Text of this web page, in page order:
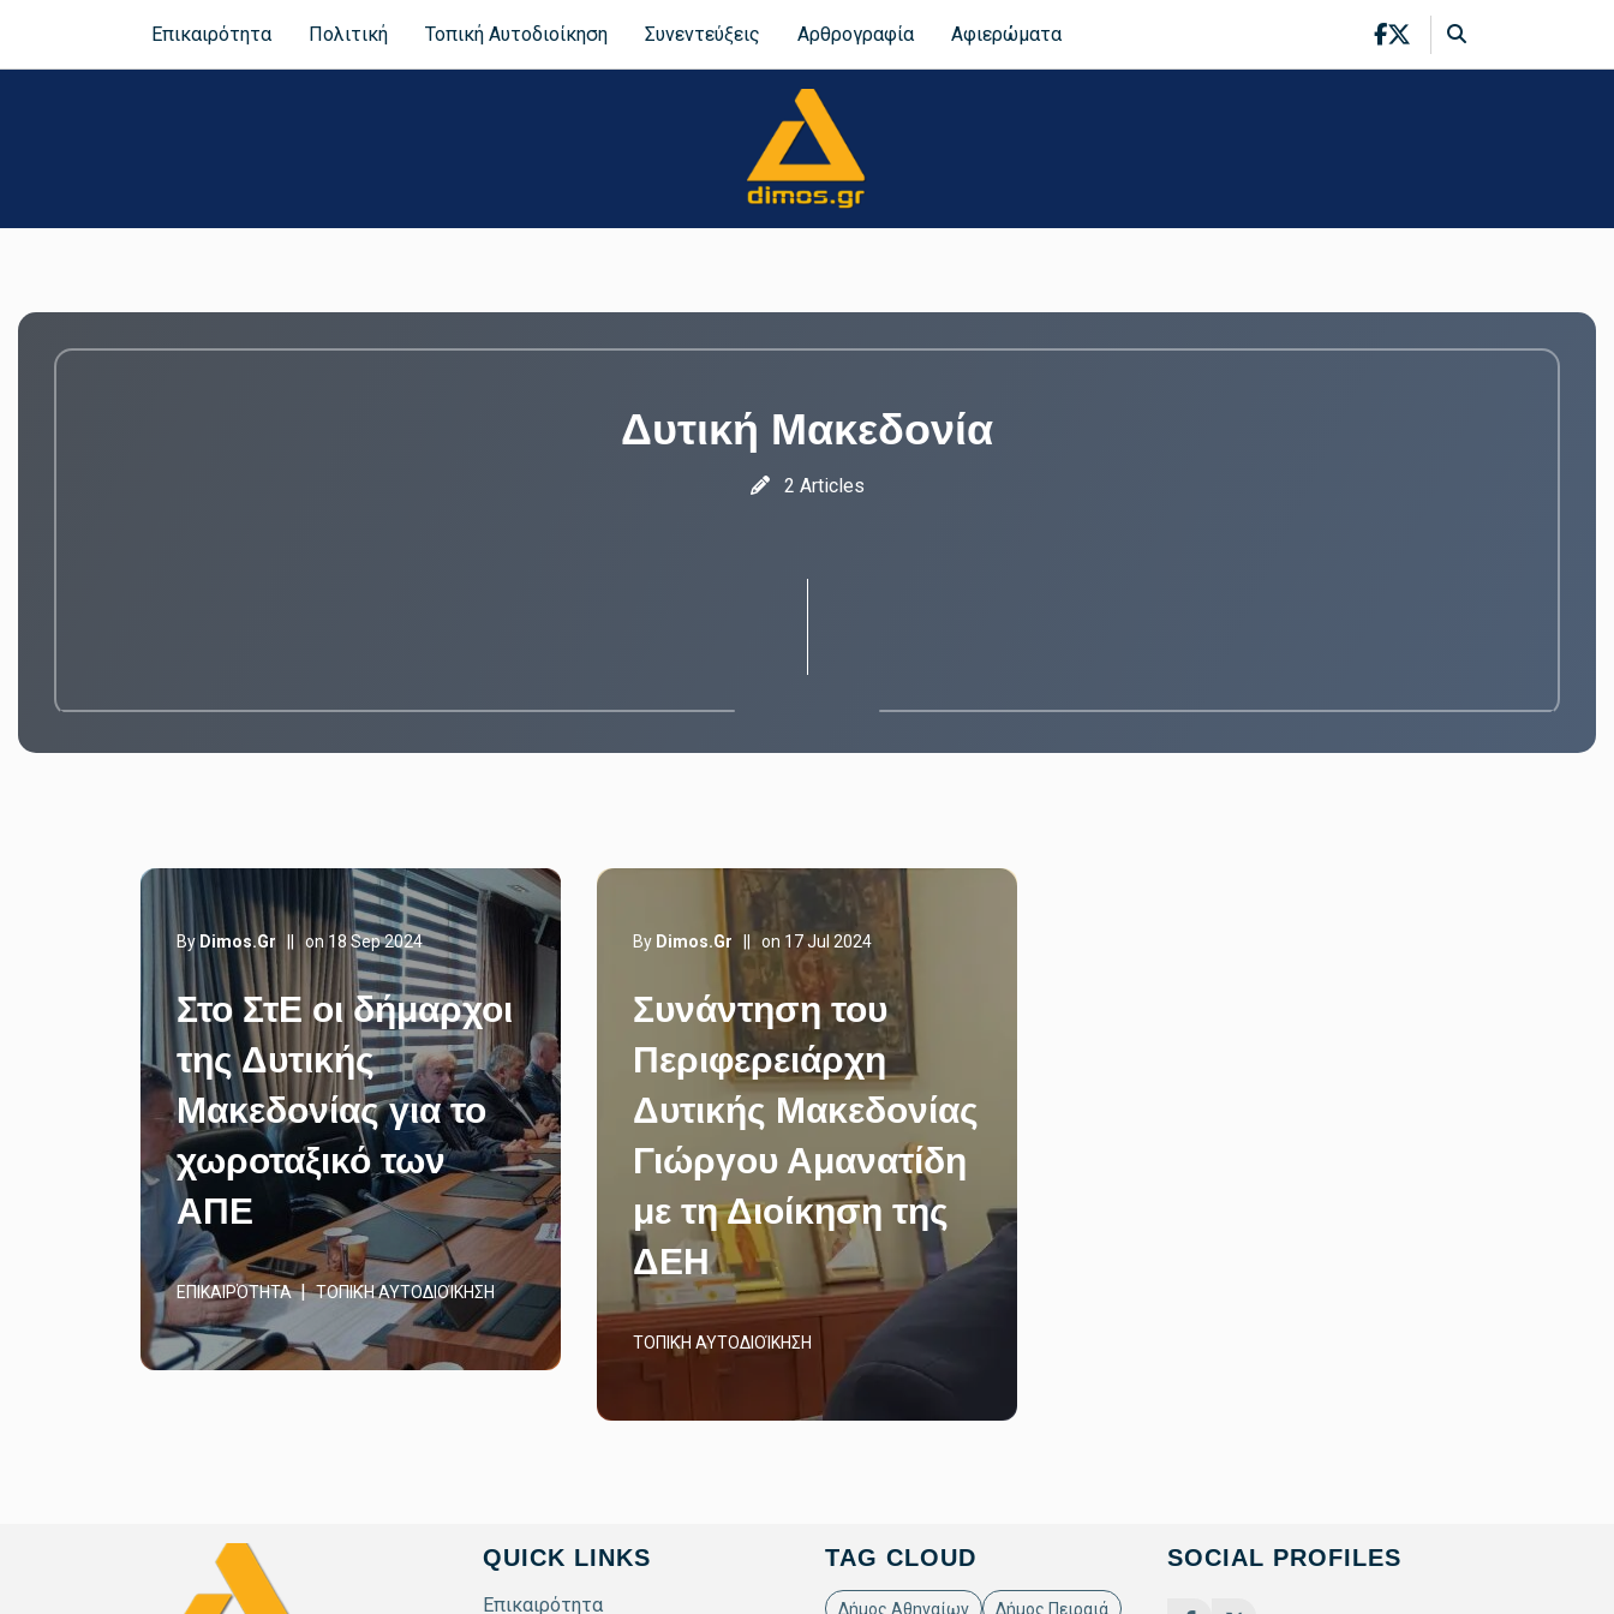
Επικαιρότητα Πολιτική Τοπική Αυτοδιοίκηση Συνεντεύξεις Αρθρογραφία Αφιερώματα
Δυτική Μακεδονία
2 Articles
ByDimos.gr || on 18 Sep 2024
Στο ΣτΕ οι δήμαρχοι
της Δυτικής
Μακεδονίας για το
χωροταξικό των
ΑΠΕ
ΕΠΙΚΑΙΡΌΤΗΤΑ ΤΟΠΙΚΉ ΑΥΤΟΔΙΟΊΚΗΣΗ
By Dimos.gr on 17 Jul 2024
Συνάντηση του
Περιφερειάρχη
Δυτικής Μακεδονίας
Γιώργου Αμανατίδη
με τη Διοίκηση της
ΔΕΗ
ΤΟΠΙΚΉ ΑΥΤΟΔΙΟΊΚΗΣΗ
QUICK LINKS
Επικαιρότητα
TAG CLOUD
Δήμος Αθηναίων Δήμος Πειραιά
SOCIAL PROFILES